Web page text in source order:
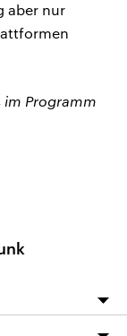
aber nur
im Programm